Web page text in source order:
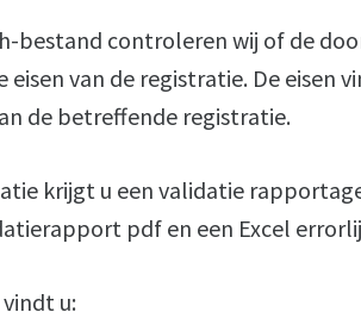
bestand controleren wij of de
van de registratie. De eisen
de betreffende registratie.
krijgt u een validatie
pdf en een Excel
u: